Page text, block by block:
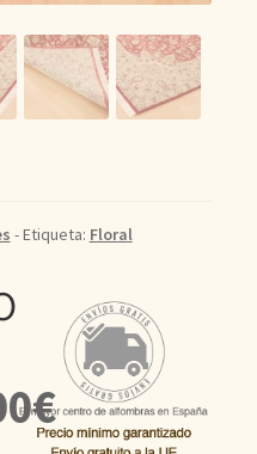
- Etiqueta: Floral
€El
precio